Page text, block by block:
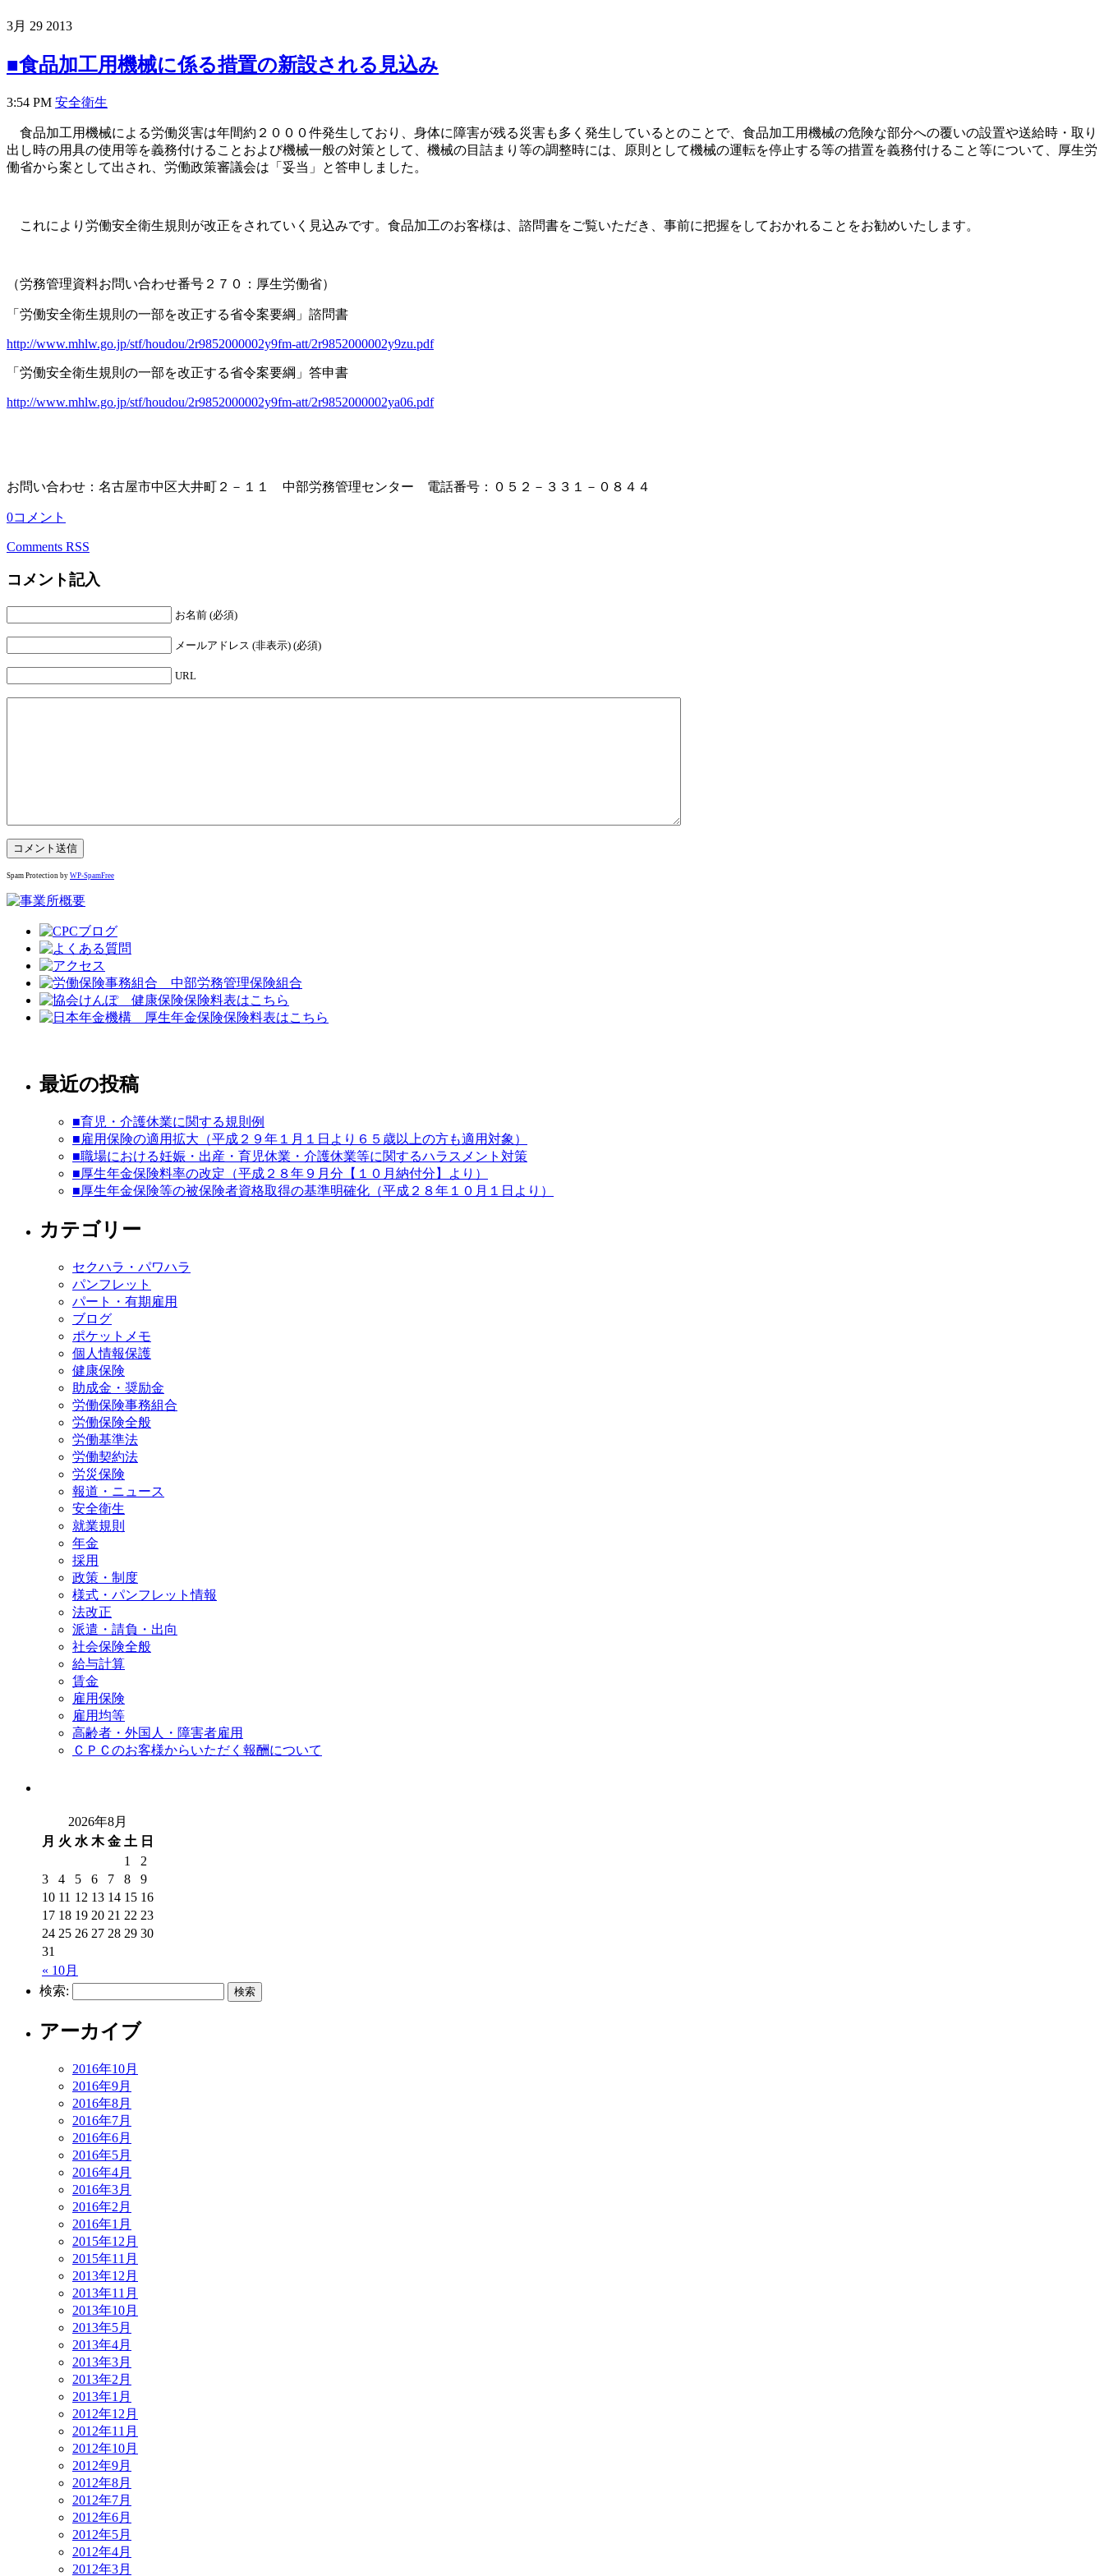
3月 29 2013
■食品加工用機械に係る措置の新設される見込み
3:54 PM 安全衛生
食品加工用機械による労働災害は年間約２０００件発生しており、身体に障害が残る災害も多く発生しているとのことで、食品加工用機械の危険な部分への覆いの設置や送給時・取り
出し時の用具の使用等を義務付けることおよび機械一般の対策として、機械の目詰まり等の調整時には、原則として機械の運転を停止する等の措置を義務付けること等について、厚生労
働省から案として出され、労働政策審議会は「妥当」と答申しました。
これにより労働安全衛生規則が改正をされていく見込みです。食品加工のお客様は、諮問書をご覧いただき、事前に把握をしておかれることをお勧めいたします。
（労務管理資料お問い合わせ番号２７０：厚生労働省）
「労働安全衛生規則の一部を改正する省令案要綱」諮問書
http://www.mhlw.go.jp/stf/houdou/2r9852000002y9fm-att/2r9852000002y9zu.pdf
「労働安全衛生規則の一部を改正する省令案要綱」答申書
http://www.mhlw.go.jp/stf/houdou/2r9852000002y9fm-att/2r9852000002ya06.pdf
お問い合わせ：名古屋市中区大井町２－１１ 中部労務管理センター 電話番号：０５２－３３１－０８４４
0コメント
Comments RSS
コメント記入
お名前 (必須)
メールアドレス (非表示) (必須)
URL
Spam Protection by WP-SpamFree
最近の投稿
■育児・介護休業に関する規則例
■雇用保険の適用拡大（平成２９年１月１日より６５歳以上の方も適用対象）
■職場における妊娠・出産・育児休業・介護休業等に関するハラスメント対策
■厚生年金保険料率の改定（平成２８年９月分【１０月納付分】より）
■厚生年金保険等の被保険者資格取得の基準明確化（平成２８年１０月１日より）
カテゴリー
セクハラ・パワハラ
パンフレット
パート・有期雇用
ブログ
ポケットメモ
個人情報保護
健康保険
助成金・奨励金
労働保険事務組合
労働保険全般
労働基準法
労働契約法
労災保険
報道・ニュース
安全衛生
就業規則
年金
採用
政策・制度
様式・パンフレット情報
法改正
派遣・請負・出向
社会保険全般
給与計算
賃金
雇用保険
雇用均等
高齢者・外国人・障害者雇用
ＣＰＣのお客様からいただく報酬について
2026年8月
月 火 水 木 金 土 日
« 10月
1
2
3
4 5 6 7 8
9
10 11 12 13 14 15 16
17 18 19 20 21 22 23
24 25 26 27 28 29 30
31
検索:
アーカイブ
2016年10月
2016年9月
2016年8月
2016年7月
2016年6月
2016年5月
2016年4月
2016年3月
2016年2月
2016年1月
2015年12月
2015年11月
2013年12月
2013年11月
2013年10月
2013年5月
2013年4月
2013年3月
2013年2月
2013年1月
2012年12月
2012年11月
2012年10月
2012年9月
2012年8月
2012年7月
2012年6月
2012年5月
2012年4月
2012年3月